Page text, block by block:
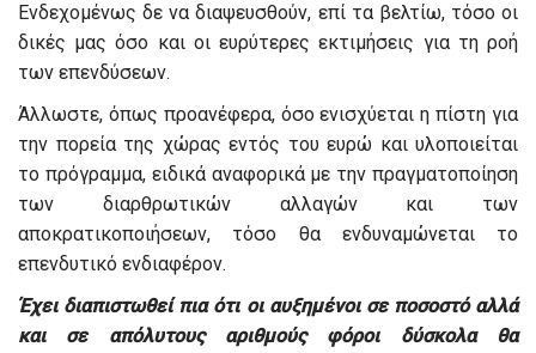
Ενδεχομένως δε να διαψευσθούν, επί τα βελτίω, τόσο οι
δικές μας όσο και οι ευρύτερες εκτιμήσεις για τη ροή
των επενδύσεων.
Άλλωστε, όπως προανέφερα, όσο ενισχύεται η πίστη για
την πορεία της χώρας εντός του ευρώ και υλοποιείται
το πρόγραμμα, ειδικά αναφορικά με την πραγματοποίηση
των διαρθρωτικών αλλαγών και των
αποκρατικοποιήσεων, τόσο θα ενδυναμώνεται το
επενδυτικό ενδιαφέρον.
Έχει διαπιστωθεί πια ότι οι αυξημένοι σε ποσοστό αλλά
και σε απόλυτους αριθμούς φόροι δύσκολα θα